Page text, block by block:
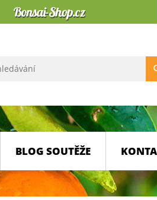
BLOG SOUTĚŽE